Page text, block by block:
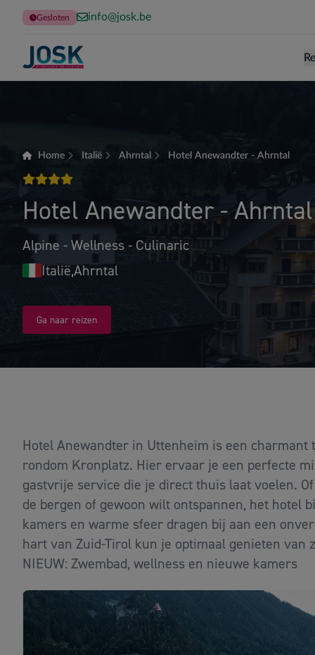
Gesloten info@josk.be
Terug naar de homepage
Home Italië Ahrntal Hotel Anewandter - Ahrntal
4 sterren
Hotel Anewandter - Ahrntal
Alpine - Wellness - Culinaric
Italië,Ahrntal
Ga naar reizen
Hotel Anewandter in Uttenheim is een
rondom Kronplatz. Hier ervaar je een perfecte
gastvrije service die je direct thuis laat voelen.
de bergen of gewoon wilt ontspannen, het hotel
kamers en warme sfeer dragen bij aan een
hart van Zuid-Tirol kun je optimaal genieten van
NIEUW: Zwembad, wellness en nieuwe kamers